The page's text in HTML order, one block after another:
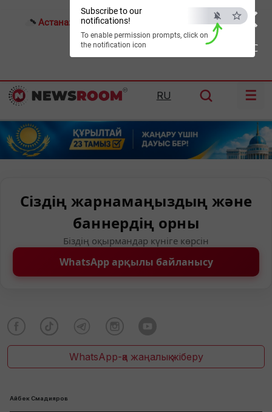
×
ESC
Subscribe to our
notifications!
To enable permission prompts, click on
the notification icon
Астана: 22°C Алматы: Шымкент:31°C
RU ☰
Сіздің жарнамаңыздың және
баннердің орны
Біздің оқырмандар күніге көрсін
WhatsApp арқылы байланысу
WhatsApp-қа жаңалық жіберу
Айбек Смадияров